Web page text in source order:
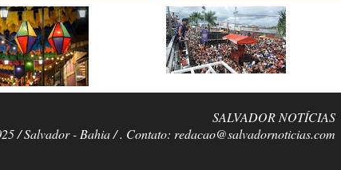
SALVADOR NOTÍCIAS
/ Salvador - Bahia / . Contato: redacao@salvadornoticias.com